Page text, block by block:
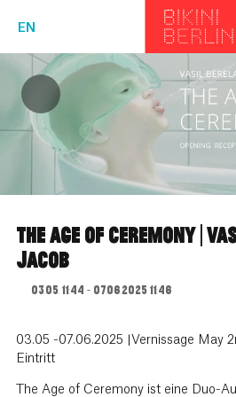
EN
THE AGE OF CEREMONY |
JACOB
03.05. 11:44 - 07.06.2025 11:46
03.05 -07.06.2025 |Vernissage May
Eintritt
The Age of Ceremony ist eine Duo-